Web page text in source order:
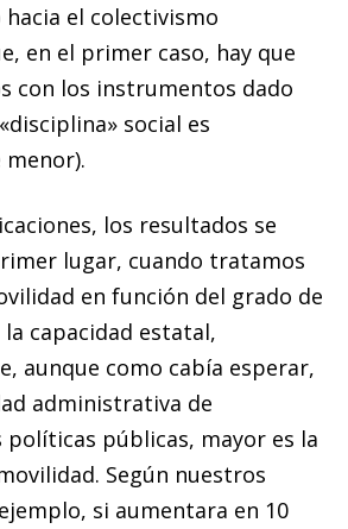
el colectivismo
en el primer caso, hay que
con los instrumentos dado
social es
los resultados se
lugar, cuando tratamos
en función del grado de
capacidad estatal,
aunque como cabía esperar,
administrativa de
públicas, mayor es la
Según nuestros
si aumentara en 10